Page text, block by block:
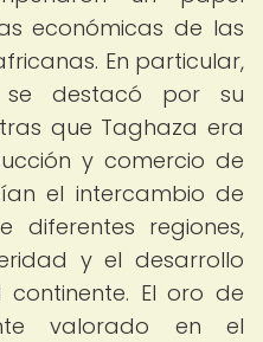
económicas de las
En particular,
destacó por su
que Taghaza era
y comercio de
el intercambio de
diferentes regiones,
y el desarrollo
El oro de
valorado en el